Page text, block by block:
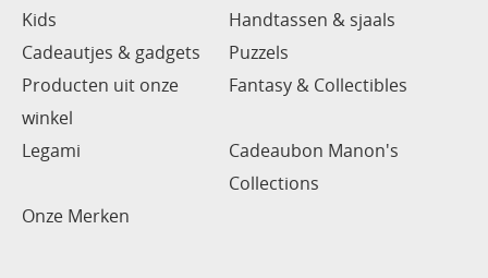
Kids
Handtassen & sjaals
Cadeautjes & gadgets
Puzzels
Producten uit onze
winkel
Fantasy & Collectibles
Legami
Cadeaubon Manon's
Collections
Onze Merken